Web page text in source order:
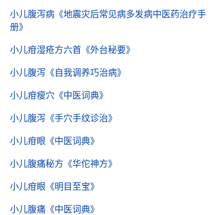
小儿腹泻病 《地震灾后常见病多发病中医药治疗手
册》
小儿疳湿疮方六首 《外台秘要》
小儿腹泻 《自我调养巧治病》
小儿疳瘦穴 《中医词典》
小儿腹泻 《手穴手纹诊治》
小儿疳眼 《中医词典》
小儿腹痛秘方 《华佗神方》
小儿疳眼 《明目至宝》
小儿腹痛 《中医词典》